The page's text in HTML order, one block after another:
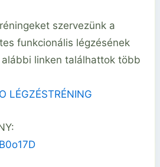
szervezünk a
funkcionális légzésének
linken találhattok több
LÉGZÉSTRÉNING